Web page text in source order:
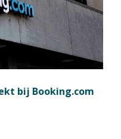
bij Booking.com